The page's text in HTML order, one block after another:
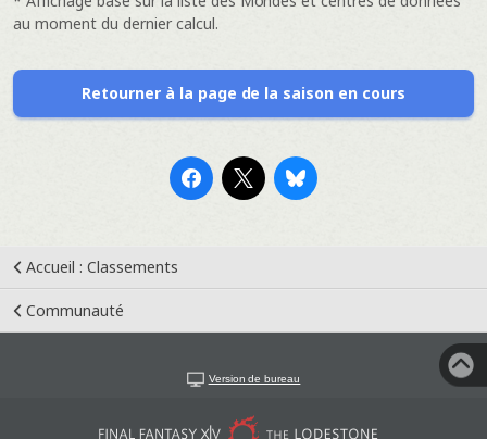
au moment du dernier calcul.
Retourner à la page de la saison en cours
Accueil : Classements
Communauté
Version de bureau